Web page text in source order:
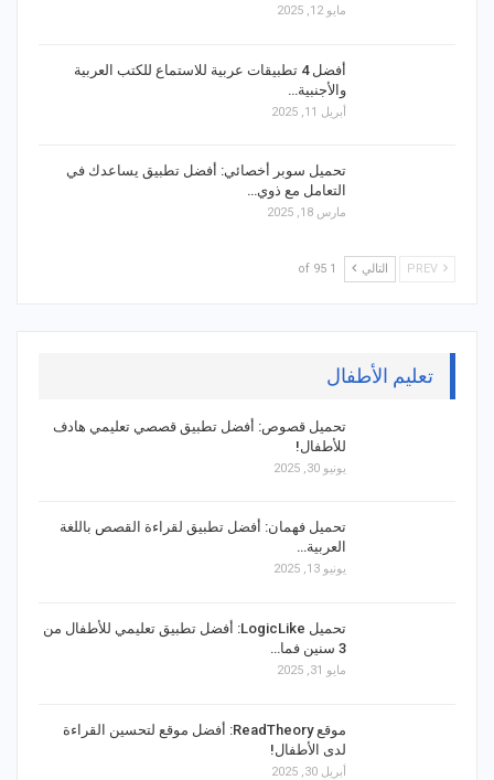
مايو 12, 2025
أفضل 4 تطبيقات عربية للاستماع للكتب العربية
والأجنبية…
أبريل 11, 2025
تحميل سوبر أخصائي: أفضل تطبيق يساعدك في
التعامل مع ذوي…
مارس 18, 2025
التالي 1 of 95
تعليم الأطفال
تحميل قصوص: أفضل تطبيق قصصي تعليمي هادف
للأطفال!
يونيو 30, 2025
تحميل فهمان: أفضل تطبيق لقراءة القصص باللغة
العربية…
يونيو 13, 2025
تحميل LogicLike: أفضل تطبيق تعليمي للأطفال من
3 سنين فما…
مايو 31, 2025
موقع ReadTheory: أفضل موقع لتحسين القراءة
لدى الأطفال!
أبريل 30, 2025